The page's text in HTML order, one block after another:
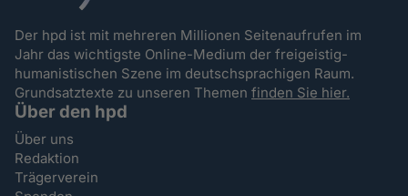
Der hpd ist mit mehreren Millionen Seitenaufrufen im
Jahr das wichtigste Online-Medium der freigeistig-
humanistischen Szene im deutschsprachigen Raum.
Grundsatztexte zu unseren Themenfinden Sie hier.
Über den hpd
Über uns
Redaktion
Trägerverein